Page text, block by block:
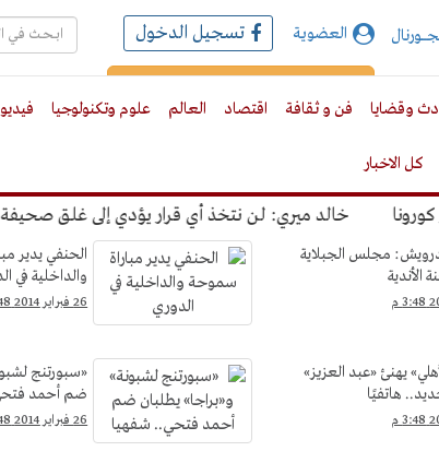
العضوية تسجيل الدخول
وقضايا فن و ثقافة اقتصاد العالم علوم وتكنولوجيا
كل الاخبار
خالد ميري: لن نتخذ أي قرار يؤدي إلى غلق صحيفة
درويش: مجلس الجبلاية
الأندية
الحنفي يدير
والداخلية في
26 فبراير 2014 3:48 م
يهنئ «عبد العزيز»
هاتفيًا
«سبورتنج
ضم أحمد
26 فبراير 2014 3:48 م